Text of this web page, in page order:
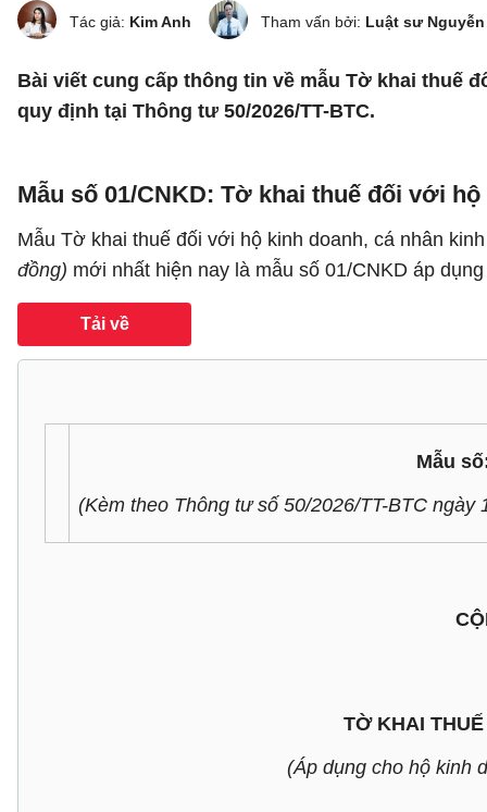
Tác giả: Kim Anh Tham vấn bởi: Luật sư
Bài viết cung cấp thông tin về mẫu Tờ khai thuế
quy định tại Thông tư 50/2026/TT-BTC.
Mẫu số 01/CNKD: Tờ khai thuế đối với
Mẫu Tờ khai thuế đối với hộ kinh doanh, cá nhân
đồng) mới nhất hiện nay là mẫu số 01/CNKD áp
Tải về
Mẫu
(Kèm theo Thông tư số 50/2026/TT-BTC
TỜ KHAI
(Áp dụng cho hộ kinh